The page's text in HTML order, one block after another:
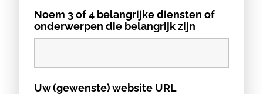
Noem 3 of 4 belangrijke diensten of
onderwerpen die belangrijk zijn
Uw (gewenste) website URL